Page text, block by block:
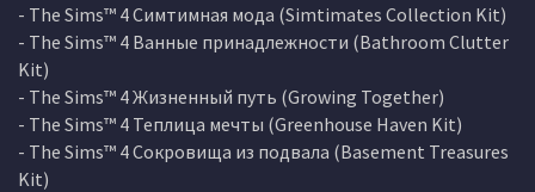
- The Sims™ 4 Симтимная мода (Simtimates Collection Kit)
- The Sims™ 4 Ванные принадлежности (Bathroom Clutter
Kit)
- The Sims™ 4 Жизненный путь (Growing Together)
- The Sims™ 4 Теплица мечты (Greenhouse Haven Kit)
- The Sims™ 4 Сокровища из подвала (Basement Treasures
Kit)